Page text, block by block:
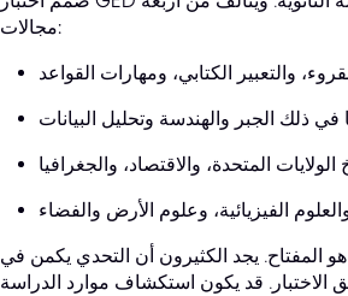
مجالات:
المفتاح. يجد الكثيرون أن التحدي يكمن في
الاختبار. قد يكون استكشاف موارد الدراسة